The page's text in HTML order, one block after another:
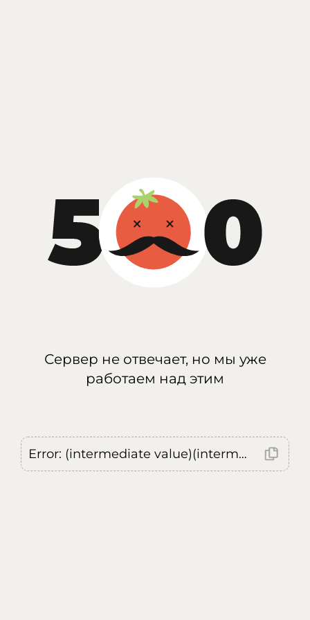
Сервер не отвечает, но мы уже
работаем над этим
Error: (intermediate value)(intermediate value)(intermediate value).replaceAll is not a function